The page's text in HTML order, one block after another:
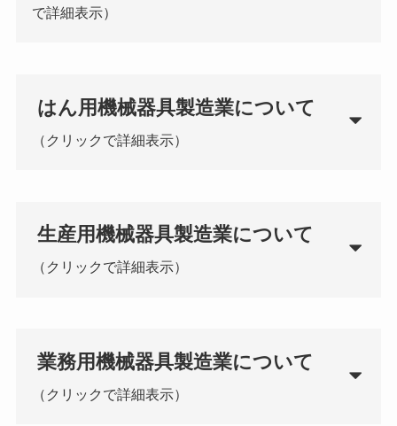
で詳細表示）
はん用機械器具製造業について
（クリックで詳細表示）
生産用機械器具製造業について
（クリックで詳細表示）
業務用機械器具製造業について
（クリックで詳細表示）